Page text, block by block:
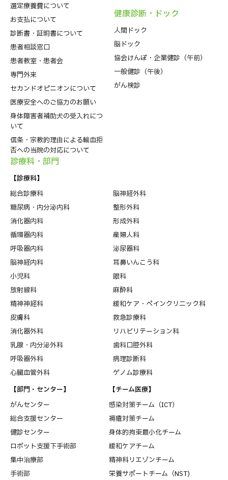
選定療養費について
お支払について
診断書・証明書について
患者相談窓口
患者教室・患者会
専門外来
セカンドオピニオンについて
医療安全へのご協力のお願い
身体障害者補助犬の受入れにつ
いて
信条・宗教的理由による輸血拒
否への当院の対応について
健康診断・ドック
人間ドック
脳ドック
協会けんぽ・企業健診（午前）
一般健診（午後）
がん検診
診療科・部⾨
【診療科】
総合診療科
糖尿病・内分泌内科
消化器内科
循環器内科
呼吸器内科
脳神経内科
小児科
放射線科
精神神経科
皮膚科
消化器外科
乳腺・内分泌外科
呼吸器外科
心臓血管外科
脳神経外科
整形外科
形成外科
産婦人科
泌尿器科
耳鼻いんこう科
眼科
麻酔科
緩和ケア・ペインクリニック科
救急診療科
リハビリテーション科
歯科口腔外科
病理診断科
ゲノム診療科
【部門・センター】
がんセンター
総合支援センター
健診センター
ロボット支援下手術部
集中治療部
手術部
【チーム医療】
感染対策チーム（ICT）
褥瘡対策チーム
身体的拘束最小化チーム
緩和ケアチーム
精神科リエゾンチーム
栄養サポートチーム（NST)